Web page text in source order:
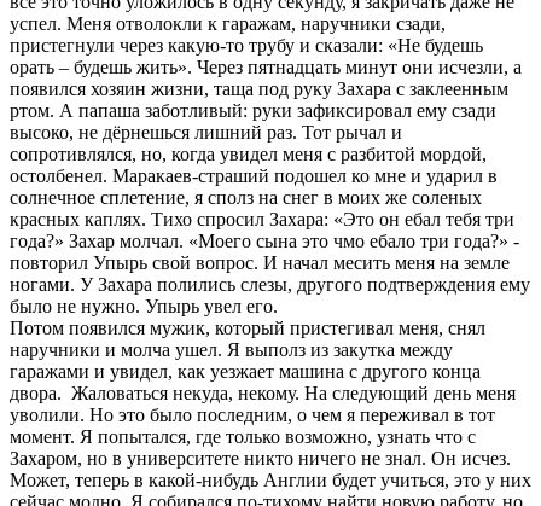
успел. Меня отволокли к гаражам, наручники сзади,
пристегнули через какую-то трубу и сказали: «Не будешь
орать – будешь жить». Через пятнадцать минут они исчезли, а
появился хозяин жизни, таща под руку Захара с заклеенным
ртом. А папаша заботливый: руки зафиксировал ему сзади
высоко, не дёрнешься лишний раз. Тот рычал и
сопротивлялся, но, когда увидел меня с разбитой мордой,
остолбенел. Маракаев-страший подошел ко мне и ударил в
солнечное сплетение, я сполз на снег в моих же соленых
красных каплях. Тихо спросил Захара: «Это он ебал тебя три
года?» Захар молчал. «Моего сына это чмо ебало три года?» -
повторил Упырь свой вопрос. И начал месить меня на земле
ногами. У Захара полились слезы, другого подтверждения ему
было не нужно. Упырь увел его.
Потом появился мужик, который пристегивал меня, снял
наручники и молча ушел. Я выполз из закутка между
гаражами и увидел, как уезжает машина с другого конца
двора. Жаловаться некуда, некому. На следующий день меня
уволили. Но это было последним, о чем я переживал в тот
момент. Я попытался, где только возможно, узнать что с
Захаром, но в университете никто ничего не знал. Он исчез.
Может, теперь в какой-нибудь Англии будет учиться, это у них
сейчас модно. Я собирался по-тихому найти новую работу, но